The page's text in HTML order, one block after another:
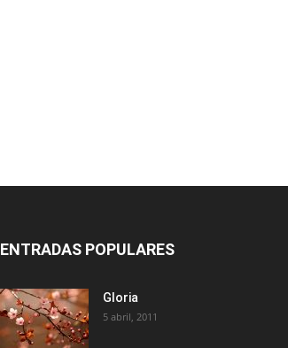
ENTRADAS POPULARES
Gloria
5 abril, 2011